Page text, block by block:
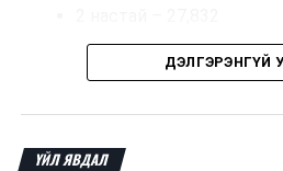
3 настай – 31,303ДЭЛГЭРЭНГҮЙ
ҮЙЛ ЯВДАЛ